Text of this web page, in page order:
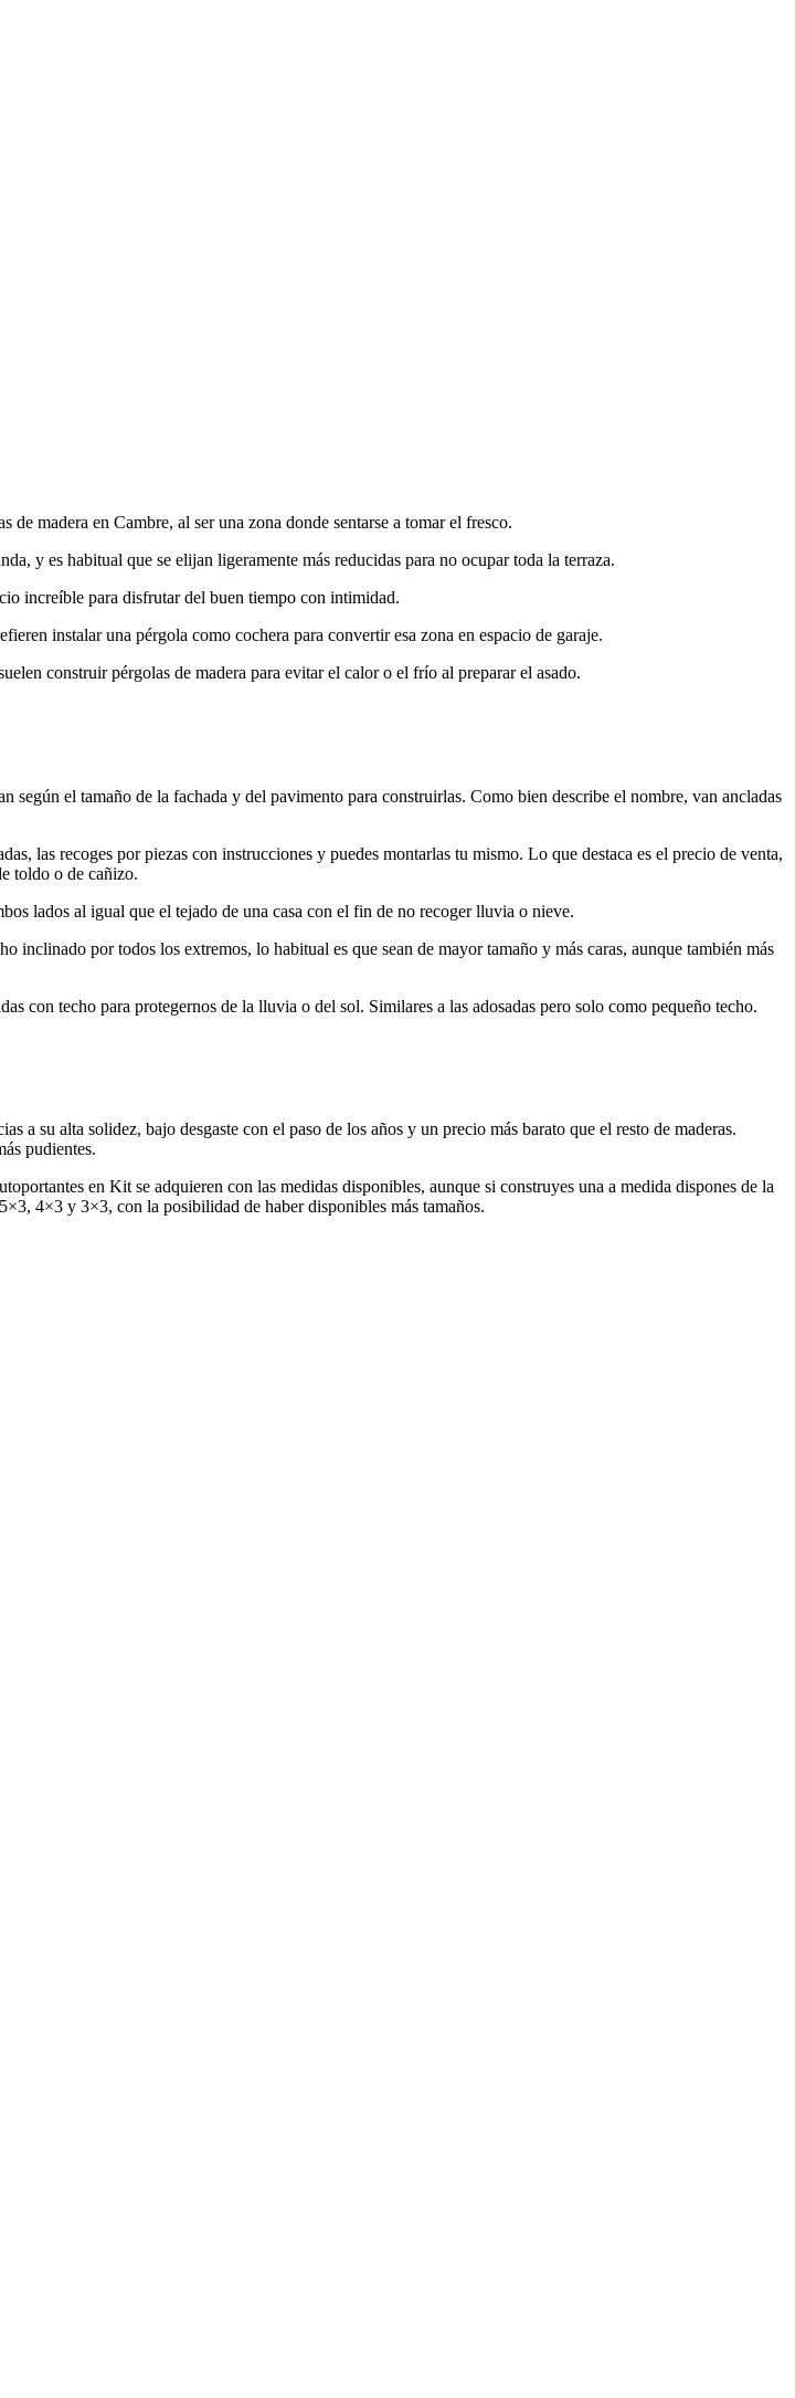
madera en Cambre, al ser una zona donde sentarse a tomar el fresco.
y es habitual que se elijan ligeramente más reducidas para no ocupar toda la terraza.
increíble para disfrutar del buen tiempo con intimidad.
instalar una pérgola como cochera para convertir esa zona en espacio de garaje.
construir pérgolas de madera para evitar el calor o el frío al preparar el asado.
según el tamaño de la fachada y del pavimento para construirlas. Como bien describe el nombre, van ancladas
las recoges por piezas con instrucciones y puedes montarlas tu mismo. Lo que destaca es el precio de venta,
toldo o de cañizo.
lados al igual que el tejado de una casa con el fin de no recoger lluvia o nieve.
inclinado por todos los extremos, lo habitual es que sean de mayor tamaño y más caras, aunque también más
con techo para protegernos de la lluvia o del sol. Similares a las adosadas pero solo como pequeño techo.
a su alta solidez, bajo desgaste con el paso de los años y un precio más barato que el resto de maderas.
pudientes.
en Kit se adquieren con las medidas disponibles, aunque si construyes una a medida dispones de la
4×3 y 3×3, con la posibilidad de haber disponibles más tamaños.